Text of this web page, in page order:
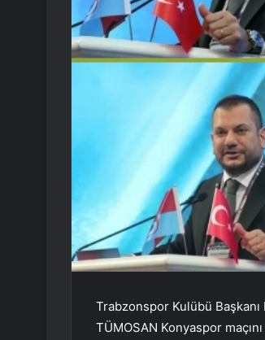
Trabzonspor Kulübü
TÜMOSAN Konyaspor